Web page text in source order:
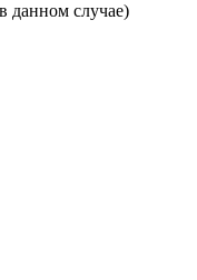
данном случае)